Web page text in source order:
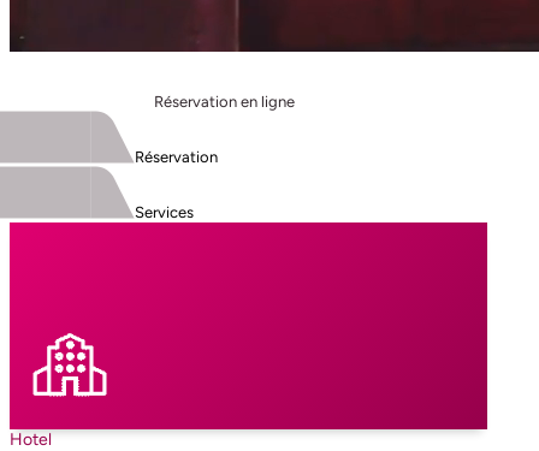
Réservation en ligne
Réservation
Services
Hotel